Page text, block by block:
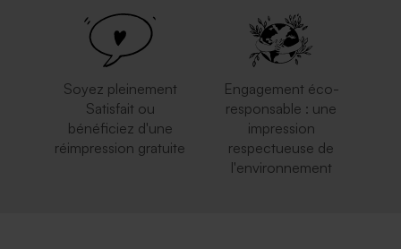
Soyez pleinement
Satisfait ou
bénéficiez d'une
réimpression gratuite
Engagement éco-
responsable : une
impression
respectueuse de
l'environnement